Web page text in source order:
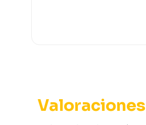
Valoraciones